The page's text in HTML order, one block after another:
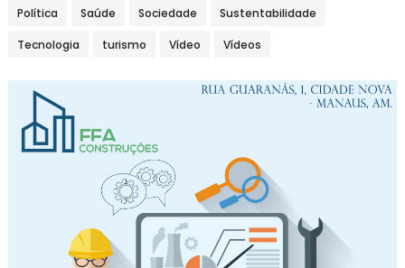
Política Saúde Sociedade Sustentabilidade
Tecnologia turismo Vídeo Vídeos